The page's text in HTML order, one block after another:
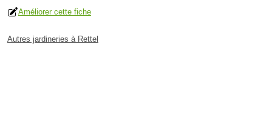
Améliorer cette fiche
Autres jardineries à Rettel